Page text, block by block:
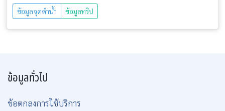
ข้อมูลจุดดำน้ำ ข้อมูลทริป
ข้อมูลทั่วไป
ข้อตกลงการใช้บริการ